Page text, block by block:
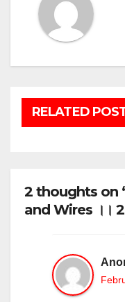
RELATED
2 thoughts on
and Wires ।।